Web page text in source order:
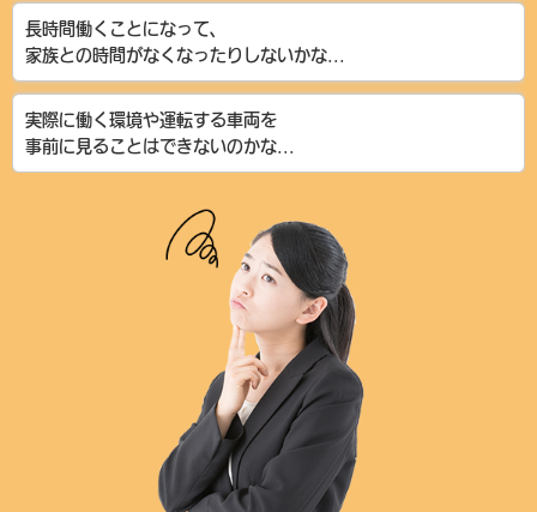
長時間働くことになって、
家族との時間がなくなったりしないかな...
実際に働く環境や運転する車両を
事前に見ることはできないのかな...